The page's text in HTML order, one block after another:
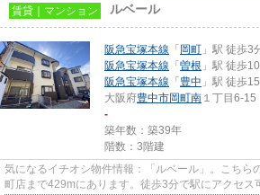
賃貸｜マンション ルベール
阪急宝塚本線 「 岡町 」駅 徒歩3
阪急宝塚本線 「 曽根 」駅 徒歩
阪急宝塚本線 「 豊中 」駅 徒歩
大阪府豊中市岡町南 １丁目6-15
-
築年数：築39年
階数：3階建
気になるイチオシ物件情報：「ルベール」。こちら
町店まで429mにあります。徒歩3分で駅にアクセス